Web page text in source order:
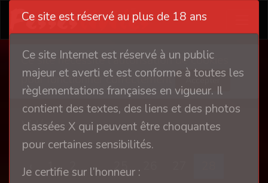
Ce site nécessite l'autorisation de cookies
pour fonctionner correctement
Accepter
Vidéos
‹ 1 2 ... 25
Ce site est réservé au plus de 18 ans
Ce site Internet est réservé à un public
majeur et averti et est conforme à toutes les
règlementations françaises en vigueur. Il
contient des textes, des liens et des photos
classées X qui peuvent être choquantes
pour certaines sensibilités.
Je certifie sur l’honneur :